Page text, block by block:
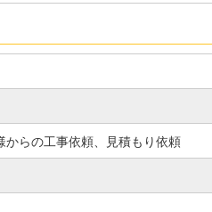
らの工事依頼、見積もり依頼